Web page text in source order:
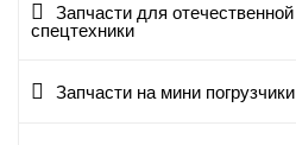
Запчасти для отечественной
спецтехники
Запчасти на мини погрузчики